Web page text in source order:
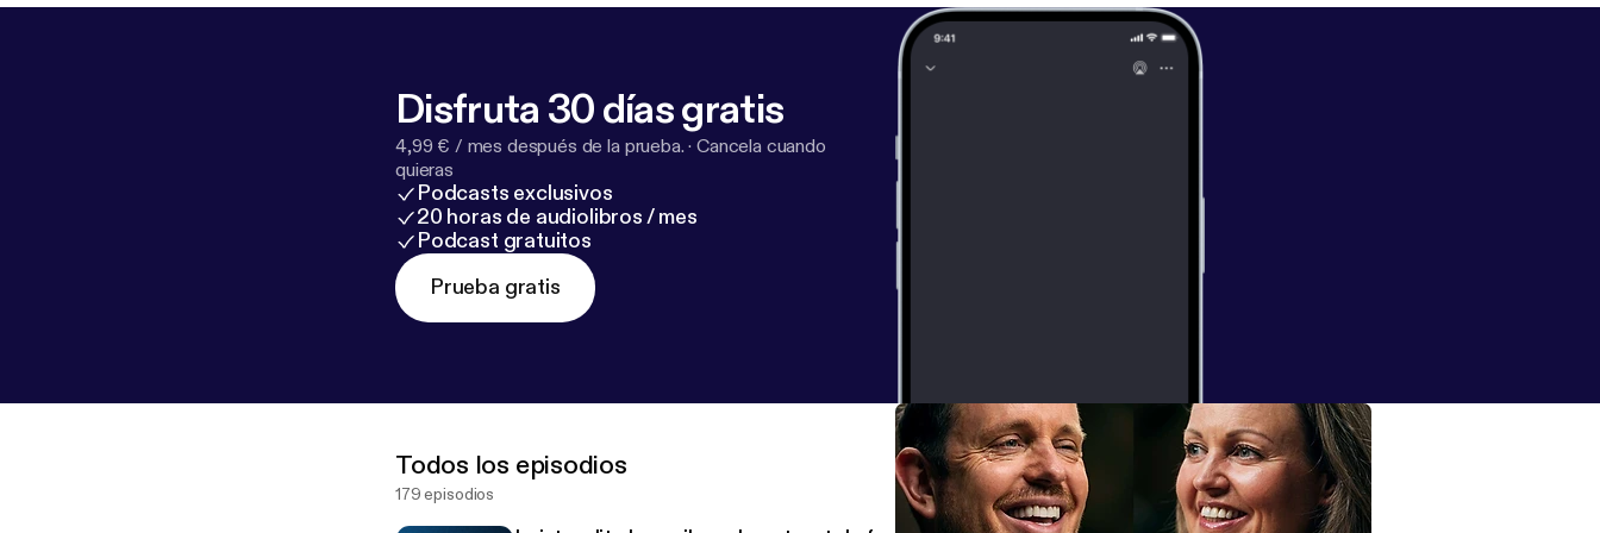
Disfruta 30 días gratis
4,99 € / mes después de la prueba. ·Cancela cuando
quieras
Podcasts exclusivos
20 horas de audiolibros / mes
Podcast gratuitos
Prueba gratis
Todos los episodios
179 episodios